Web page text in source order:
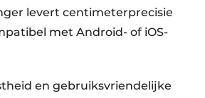
levert centimeterprecisie
met Android- of iOS-
en gebruiksvriendelijke